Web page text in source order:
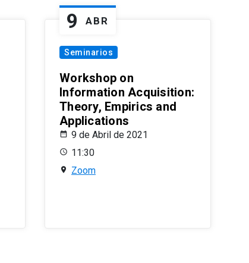
9 ABR
Seminarios
Workshop on
Information Acquisition:
Theory, Empirics and
Applications
9 de Abril de 2021
11:30
Zoom